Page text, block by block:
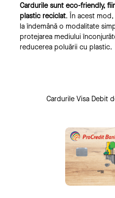
Cardurile sunt eco-friendly,
plastic reciclat. În acest
la îndemână o modalitate
protejarea mediului
reducerea poluării cu plastic.
Cardurile Visa Debit